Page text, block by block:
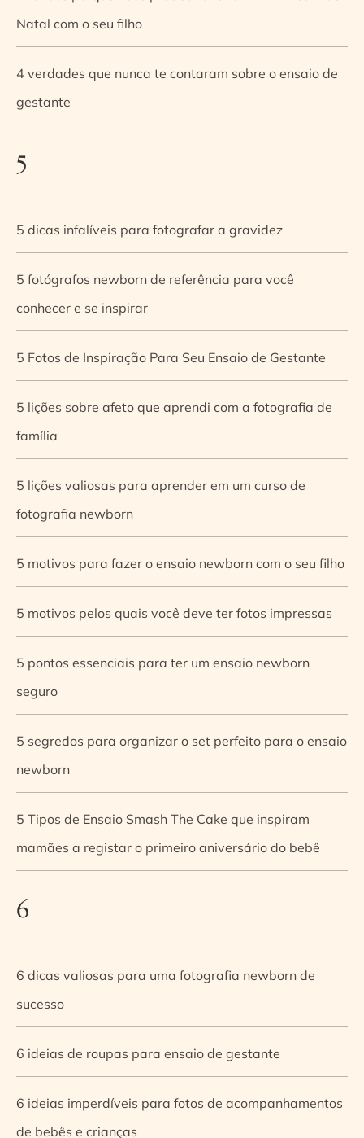
Natal com o seu filho
4 verdades que nunca te contaram sobre o ensaio de
gestante
5
5 dicas infalíveis para fotografar a gravidez
5 fotógrafos newborn de referência para você
conhecer e se inspirar
5 Fotos de Inspiração Para Seu Ensaio de Gestante
5 lições sobre afeto que aprendi com a fotografia de
família
5 lições valiosas para aprender em um curso de
fotografia newborn
5 motivos para fazer o ensaio newborn com o seu filho
5 motivos pelos quais você deve ter fotos impressas
5 pontos essenciais para ter um ensaio newborn
seguro
5 segredos para organizar o set perfeito para o ensaio
newborn
5 Tipos de Ensaio Smash The Cake que inspiram
mamães a registar o primeiro aniversário do bebê
6
6 dicas valiosas para uma fotografia newborn de
sucesso
6 ideias de roupas para ensaio de gestante
6 ideias imperdíveis para fotos de acompanhamentos
de bebês e crianças